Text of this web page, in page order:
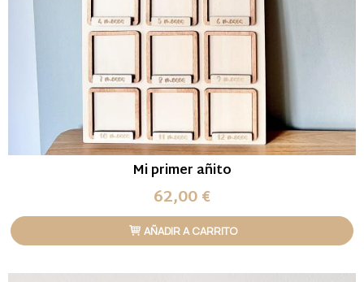
Mi primer añito
62,00 €
AÑADIR A CARRITO